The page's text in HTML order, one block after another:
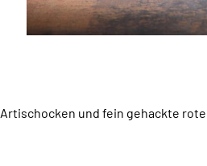
Artischocken und fein gehackte rote